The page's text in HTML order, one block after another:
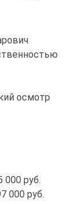
осмотр
000 руб.
000 руб.